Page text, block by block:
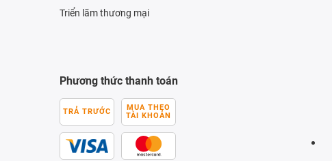
Triển lãm thương mại
Phương thức thanh toán
TRẢ TRƯỚC
MUA THEO
TÀI KHOẢN